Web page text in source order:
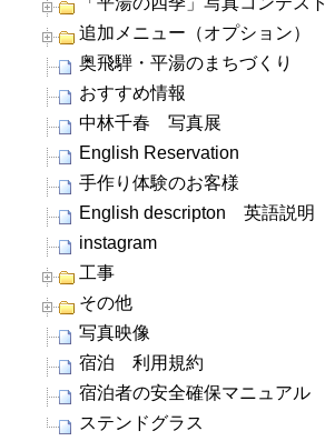
追加メニュー（オプション）
奥飛騨・平湯のまちづくり
おすすめ情報
中林千春 写真展
English Reservation
手作り体験のお客様
English descripton 英語説明
instagram
工事
その他
写真映像
宿泊 利用規約
宿泊者の安全確保マニュアル
ステンドグラス